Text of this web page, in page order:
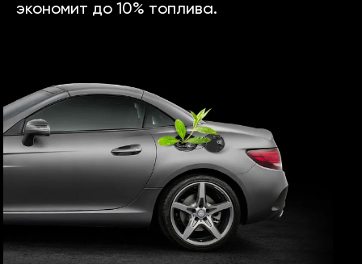
экономит до 10% топлива.